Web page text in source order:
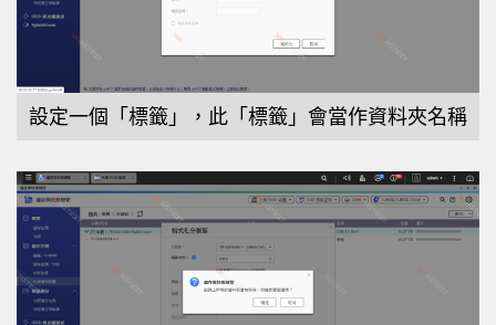
設定一個「標籤」，此「標籤」會當作資料夾名稱